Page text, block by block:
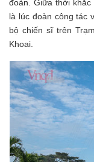
đoàn. Giữa thời khắc
là lúc đoàn công tác
bộ chiến sĩ trên
Khoai.